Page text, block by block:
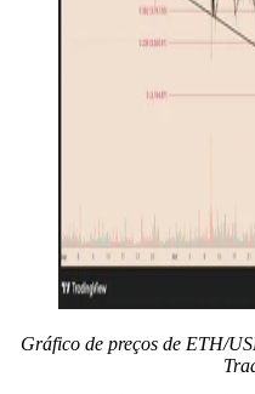
Gráfico de preços de ETH/